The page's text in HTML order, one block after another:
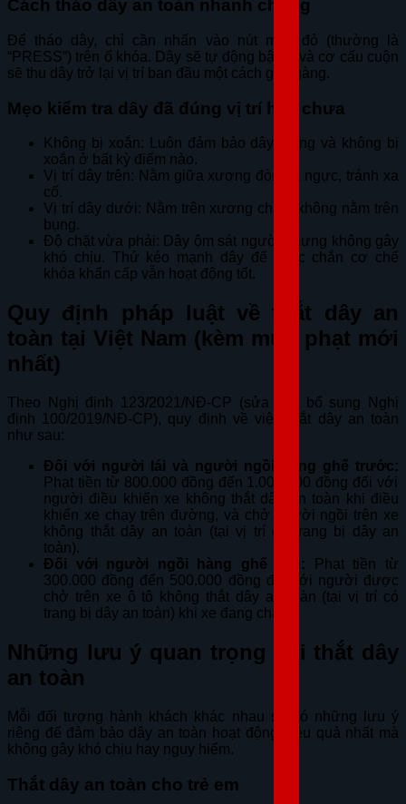
Cách tháo dây an toàn nhanh chóng
Để tháo dây, chỉ cần nhấn vào nút màu đỏ (thường là
“PRESS”) trên ổ khóa. Dây sẽ tự động bật ra và cơ cấu cuộn
sẽ thu dây trở lại vị trí ban đầu một cách gọn gàng.
Mẹo kiểm tra dây đã đúng vị trí hay chưa
Không bị xoắn: Luôn đảm bảo dây thẳng và không bị
xoắn ở bất kỳ điểm nào.
Vị trí dây trên: Nằm giữa xương đòn và ngực, tránh xa
cổ.
Vị trí dây dưới: Nằm trên xương chậu, không nằm trên
bụng.
Độ chặt vừa phải: Dây ôm sát người nhưng không gây
khó chịu. Thử kéo mạnh dây để chắc chắn cơ chế
khóa khẩn cấp vẫn hoạt động tốt.
Quy định pháp luật về thắt dây an
toàn tại Việt Nam (kèm mức phạt mới
nhất)
Theo Nghị định 123/2021/NĐ-CP (sửa đổi, bổ sung Nghị
định 100/2019/NĐ-CP), quy định về việc thắt dây an toàn
như sau:
Đối với người lái và người ngồi hàng ghế trước:
Phạt tiền từ 800.000 đồng đến 1.000.000 đồng đối với
người điều khiển xe không thắt dây an toàn khi điều
khiển xe chạy trên đường, và chở người ngồi trên xe
không thắt dây an toàn (tại vị trí có trang bị dây an
toàn).
Đối với người ngồi hàng ghế sau: Phạt tiền từ
300.000 đồng đến 500.000 đồng đối với người được
chở trên xe ô tô không thắt dây an toàn (tại vị trí có
trang bị dây an toàn) khi xe đang chạy.
Những lưu ý quan trọng khi thắt dây
an toàn
Mỗi đối tượng hành khách khác nhau sẽ có những lưu ý
riêng để đảm bảo dây an toàn hoạt động hiệu quả nhất mà
không gây khó chịu hay nguy hiểm.
Thắt dây an toàn cho trẻ em